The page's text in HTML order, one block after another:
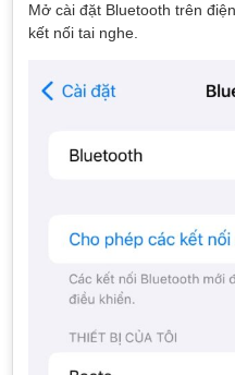
Mở cài đặt Bluetooth trên
kết nối tai nghe.